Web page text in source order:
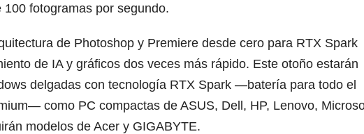
fotogramas por segundo.
de Photoshop y Premiere desde cero para RTX Spark
de IA y gráficos dos veces más rápido. Este otoño estarán
delgadas con tecnología RTX Spark —batería para todo el
como PC compactas de ASUS, Dell, HP, Lenovo,
modelos de Acer y GIGABYTE.